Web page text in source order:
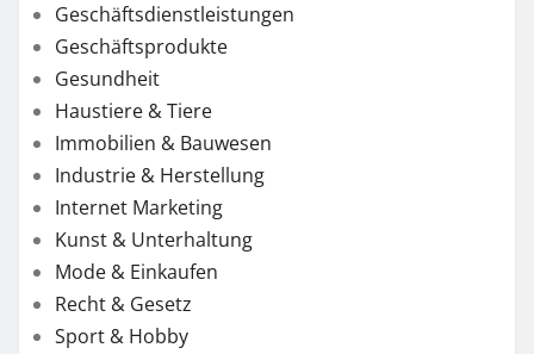
Geschäftsdienstleistungen
Geschäftsprodukte
Gesundheit
Haustiere & Tiere
Immobilien & Bauwesen
Industrie & Herstellung
Internet Marketing
Kunst & Unterhaltung
Mode & Einkaufen
Recht & Gesetz
Sport & Hobby